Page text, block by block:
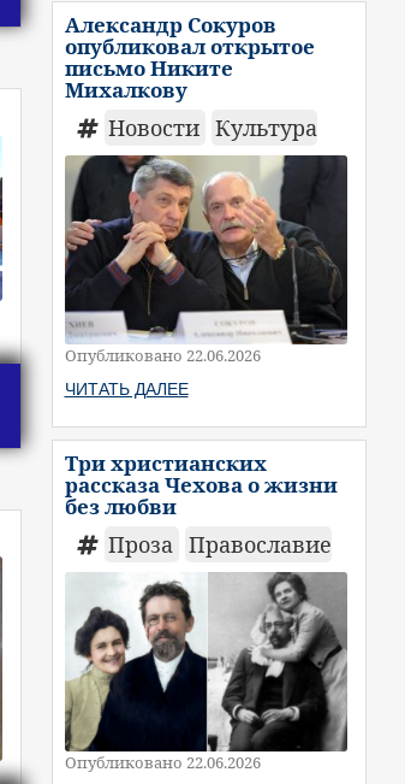
Александр Сокуров
опубликовал открытое
письмо Никите
Михалкову
Новости Культура
Опубликовано 22.06.2026
ЧИТАТЬ ДАЛЕЕ
Три христианских
рассказа Чехова о жизни
без любви
Проза Православие
Опубликовано 22.06.2026